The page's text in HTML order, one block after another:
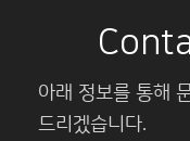
아래 정보를 통해
드리겠습니다.